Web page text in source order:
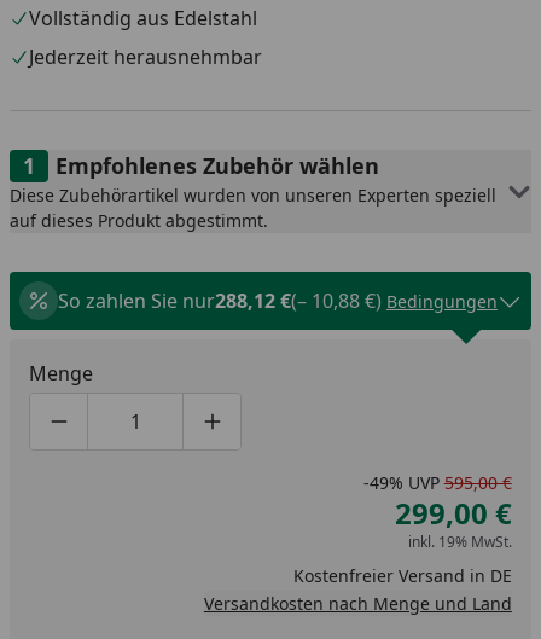
Vollständig aus Edelstahl
Jederzeit herausnehmbar
Empfohlenes Zubehör wählen
Diese Zubehörartikel wurden von unseren Experten speziell
auf dieses Produkt abgestimmt.
So zahlen Sie nur288,12 €(– 10,88 €) Bedingungen
Menge
Produktmenge um eins verringern
Produktmenge manuell eingeben
Produktmenge um eins erhöhen
-49% UVP 595,00 €
299,00 €
inkl. 19% MwSt.
Kostenfreier Versand in DE
Versandkosten nach Menge und Land